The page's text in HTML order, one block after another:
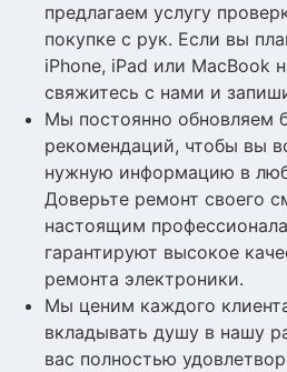
предлагаем услугу
покупке с рук. Если вы
iPhone, iPad или MacBook
свяжитесь с нами и
Мы постоянно обновляем
рекомендаций, чтобы вы
нужную информацию в
Доверьте ремонт своего
настоящим
гарантируют высокое
ремонта электроники.
Мы ценим каждого
вкладывать душу в нашу
вас полностью